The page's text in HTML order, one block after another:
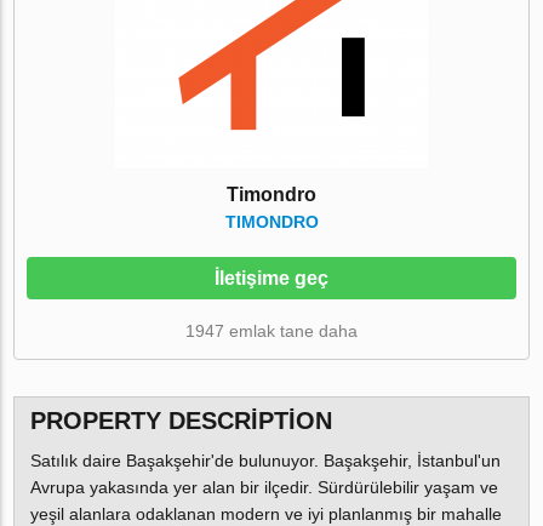
Timondro
TIMONDRO
İletişime geç
1947 emlak tane daha
PROPERTY DESCRIPTION
Satılık daire Başakşehir'de bulunuyor. Başakşehir, İstanbul'un
Avrupa yakasında yer alan bir ilçedir. Sürdürülebilir yaşam ve
yeşil alanlara odaklanan modern ve iyi planlanmış bir mahalle